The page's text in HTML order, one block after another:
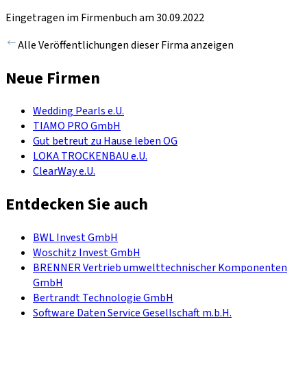
Eingetragen im Firmenbuch am 30.09.2022
Alle Veröffentlichungen dieser Firma anzeigen
Neue Firmen
Wedding Pearls e.U.
TIAMO PRO GmbH
Gut betreut zu Hause leben OG
LOKA TROCKENBAU e.U.
ClearWay e.U.
Entdecken Sie auch
BWL Invest GmbH
Woschitz Invest GmbH
BRENNER Vertrieb umwelttechnischer Komponenten
GmbH
Bertrandt Technologie GmbH
Software Daten Service Gesellschaft m.b.H.